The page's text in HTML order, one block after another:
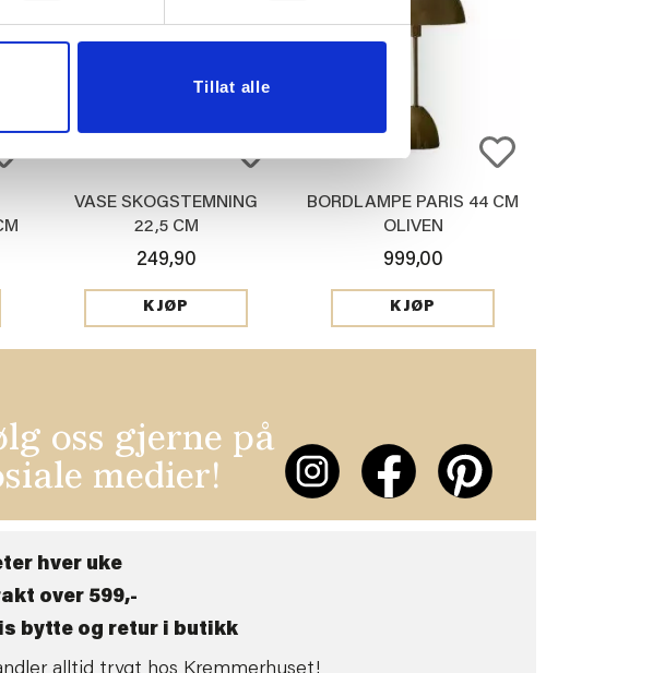
Tillat alle
VASE SKOGSTEMNING
22,5 CM
249,90
KJØP
BORDLAMPE PARIS 44 CM
OLIVEN
999,00
KJØP
oss gjerne på
medier!
hver uke
over 599,-
bytte og retur i butikk